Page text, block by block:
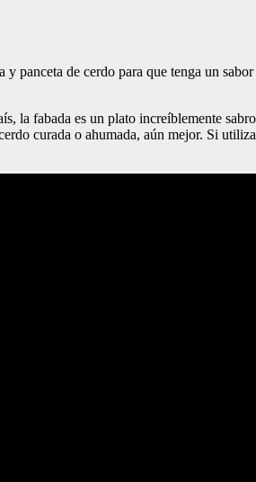
panceta de cerdo para que tenga un
la fabada es un plato increíblemente
curada o ahumada, aún mejor. Si